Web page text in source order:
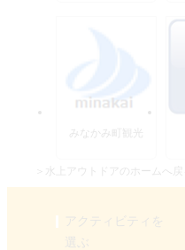
みなかみ町観光
＞水上アウトドアのホームへ戻
アクティビティを